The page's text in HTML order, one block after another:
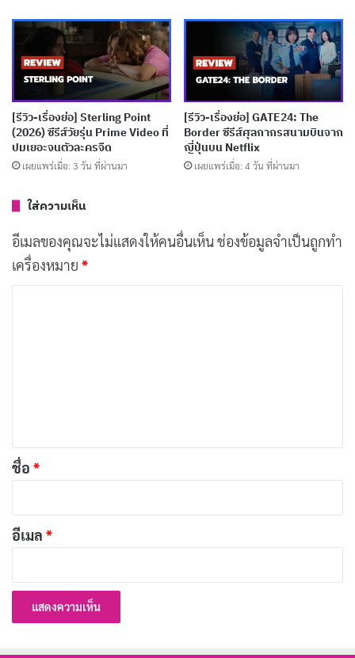
[รีวิว-เรื่องย่อ] Inside The Trustor Scandal สารคดี
ฉ้อโกงการเงินสะเทือนสวีเดน
เผยแพร่เมื่อ: 1 วัน ที่ผ่านมา
[รีวิว-เรื่องย่อ] One Hundred Years of Solitude
Part 2 มหากาพย์แห่งโชคชะตาที่หนีไม่พ้นบน
นอกจากนี้ เรื่องราวยังมีองค์ประกอบเหนือธรรมชาติที่ไม่
ต้องเผชิญกับปัญหาทางอารมณ์มากมาย ซึ่งบางครั้งก็ทำให้
รู้สึกรำคาญ ตัวละครอื่นๆ ที่อยู่รอบตัวเธอก็ไม่ได้รับการ
[รีวิว-เรื่องย่อ] Sterling Point
(2026) ซีรีส์วัยรุ่น Prime Video ที่
ปมเยอะจนตัวละครจืด
เผยแพร่เมื่อ: 3 วัน ที่ผ่านมา
[รีวิว-เรื่องย่อ] GATE24: The
Border ซีรีส์ศุลกากรสนามบินจาก
ญี่ปุ่นบน Netflix
เผยแพร่เมื่อ: 4 วัน ที่ผ่านมา
ใส่ความเห็น
อีเมลของคุณจะไม่แสดงให้คนอื่นเห็นช่องข้อมูลจำเป็นถูกทำ
เครื่องหมาย *
*
ชื่อ *
อีเมล *